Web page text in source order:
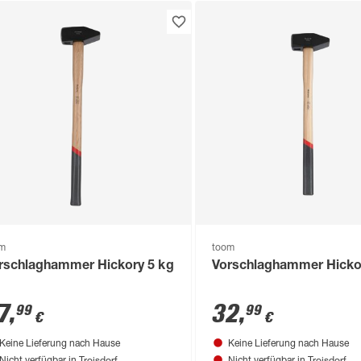
Hickory 5 kg
,99 €
Keine Lieferung nach Hause
toom
Vorschlaghammer
32,99€
Keine Lieferung nach Hause